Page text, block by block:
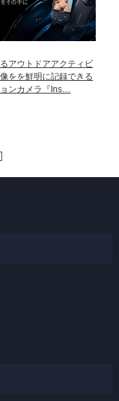
アウトドアアクティビ
をを鮮明に記録できる
ンカメラ『Ins…